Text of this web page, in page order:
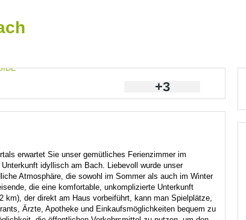
+3
erwartet Sie unser gemütliches Ferienzimmer im
idyllisch am Bach. Liebevoll wurde unser
Atmosphäre, die sowohl im Sommer als auch im Winter
die eine komfortable, unkomplizierte Unterkunft
km), der direkt am Haus vorbeiführt, kann man Spielplätze,
Ärzte, Apotheke und Einkaufsmöglichkeiten bequem zu